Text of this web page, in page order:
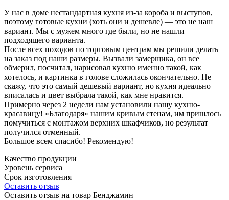
У нас в доме нестандартная кухня из-за короба и выступов,
поэтому готовые кухни (хоть они и дешевле) — это не наш
вариант. Мы с мужем много где были, но не нашли
подходящего варианта.
После всех походов по торговым центрам мы решили делать
на заказ под наши размеры. Вызвали замерщика, он все
обмерил, посчитал, нарисовал кухню именно такой, как
хотелось, и картинка в голове сложилась окончательно. Не
скажу, что это самый дешевый вариант, но кухня идеально
вписалась и цвет выбрала такой, как мне нравится.
Примерно через 2 недели нам установили нашу кухню-
красавицу! «Благодаря» нашим кривым стенам, им пришлось
помучиться с монтажом верхних шкафчиков, но результат
получился отменный.
Большое всем спасибо! Рекомендую!
Качество продукции
Уровень сервиса
Срок изготовления
Оставить отзыв
Оставить отзыв на товар Бенджамин